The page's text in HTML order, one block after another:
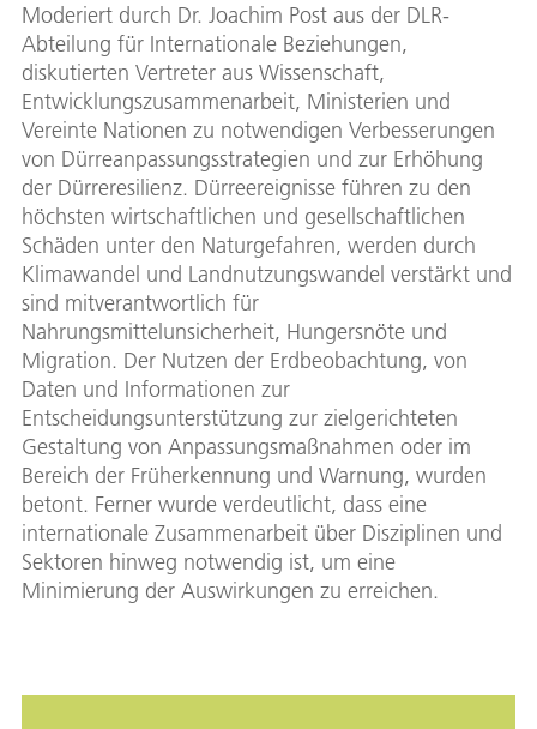
Moderiert durch Dr. Joachim Post aus der DLR-
Abteilung für Internationale Beziehungen,
diskutierten Vertreter aus Wissenschaft,
Entwicklungszusammenarbeit, Ministerien und
Vereinte Nationen zu notwendigen Verbesserungen
von Dürreanpassungsstrategien und zur Erhöhung
der Dürreresilienz. Dürreereignisse führen zu den
höchsten wirtschaftlichen und gesellschaftlichen
Schäden unter den Naturgefahren, werden durch
Klimawandel und Landnutzungswandel verstärkt und
sind mitverantwortlich für
Nahrungsmittelunsicherheit, Hungersnöte und
Migration. Der Nutzen der Erdbeobachtung, von
Daten und Informationen zur
Entscheidungsunterstützung zur zielgerichteten
Gestaltung von Anpassungsmaßnahmen oder im
Bereich der Früherkennung und Warnung, wurden
betont. Ferner wurde verdeutlicht, dass eine
internationale Zusammenarbeit über Disziplinen und
Sektoren hinweg notwendig ist, um eine
Minimierung der Auswirkungen zu erreichen.